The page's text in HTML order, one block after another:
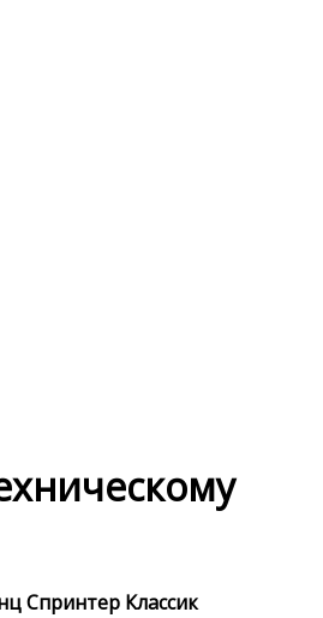
Спринтер Классик